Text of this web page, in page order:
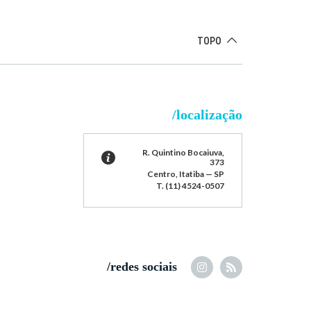
TOPO
/localização
R. Quintino Bocaiuva,
373
Centro, Itatiba — SP
T. (11) 4524-0507
/redes sociais